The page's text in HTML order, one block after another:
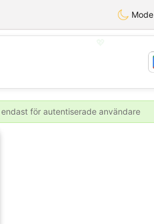
Mode
för autentiserade användare